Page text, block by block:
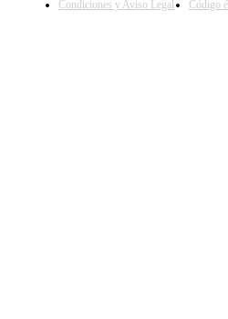
Condiciones y Aviso Legal Código